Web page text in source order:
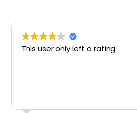
This user only left a rating.